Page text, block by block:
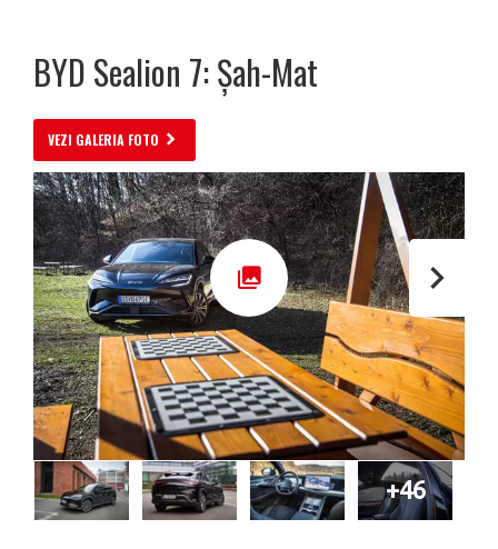
BYD Sealion 7: Șah-Mat
VEZI GALERIA FOTO
+46